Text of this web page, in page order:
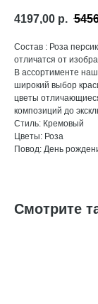
4197,00 р.
Состав : Роза
отличатся от
В ассортименте
широкий выбор
цветы
композиций до
Стиль: Кремовый
Цветы: Роза
Повод: День
Смотрите